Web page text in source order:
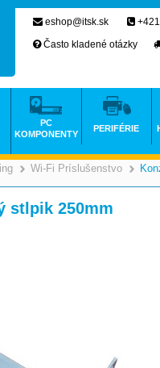
>
Wi-Fi Príslušenstvo
stlpik 250mm
eshop@itsk.sk
Často kladené otázky
PC
KOMPONENTY
PERIFÉRIE